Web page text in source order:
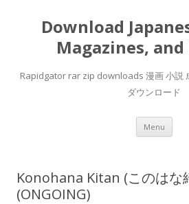
Download
Magazines,
Rapidgator rar zip downloads 漫画 小説
ダウンロード
Menu Skip
Konohana Kitan (このはな
(ONGOING)